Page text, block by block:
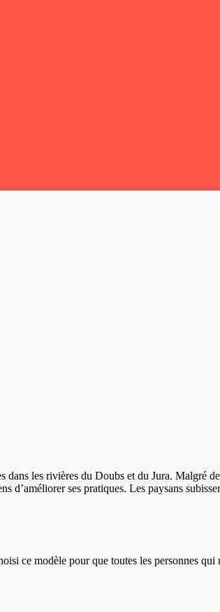
les rivières du Doubs et du Jura. Malgré
d’améliorer ses pratiques. Les paysans
ce modèle pour que toutes les personnes qui